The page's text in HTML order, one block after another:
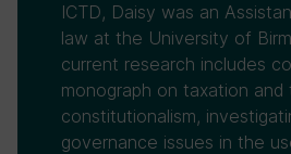
ICTD, Daisy was an
law at the University of
current research includes
monograph on taxation and
constitutionalism,
governance issues in the